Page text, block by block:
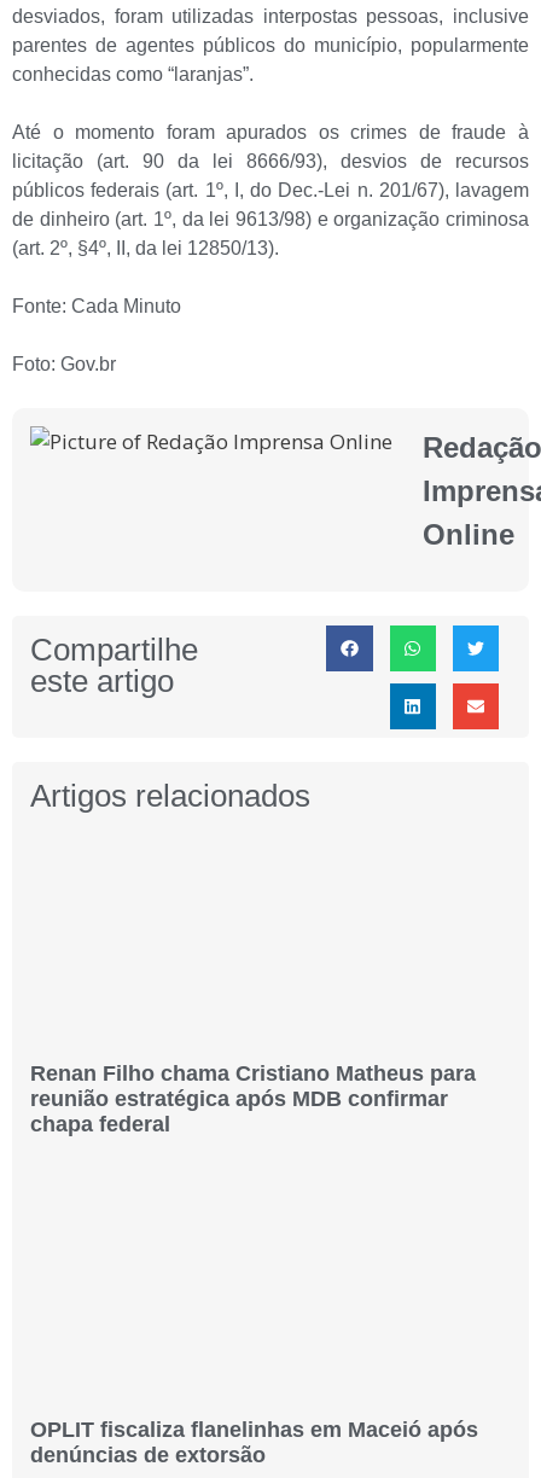
desviados, foram utilizadas interpostas pessoas, inclusive
parentes de agentes públicos do município, popularmente
conhecidas como “laranjas”.
Até o momento foram apurados os crimes de fraude à
licitação (art. 90 da lei 8666/93), desvios de recursos
públicos federais (art. 1º, I, do Dec.-Lei n. 201/67), lavagem
de dinheiro (art. 1º, da lei 9613/98) e organização criminosa
(art. 2º, §4º, II, da lei 12850/13).
Fonte: Cada Minuto
Foto: Gov.br
Redação
Online
Compartilhe
este artigo
Artigos relacionados
Renan Filho chama Cristiano Matheus para
reunião estratégica após MDB confirmar
chapa federal
OPLIT fiscaliza flanelinhas em Maceió após
denúncias de extorsão